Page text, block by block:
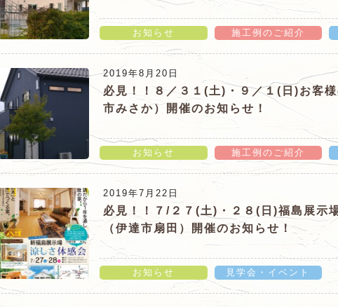
お知らせ 施工例のご紹介
１１月２日(土)・３日(日)、自然素材 木の家 健康住宅『
会（郡山市日和田）のお知らせ♬」の詳細ページ
2019年8月20日
お知らせ 施工例のご紹介
必見！！８／３１(土)・９／１(日)お客
市みさか）開催のお知らせ！
必見！！８／３１(土)・９／１(日)お客様の家 完成見学会
お知らせ！」の詳細ページ
2019年7月22日
お知らせ 見学会・イベント
必見！！７/２７(土)・２８(日)福島展示
（伊達市扇田）開催のお知らせ！
必見！！７/２７(土)・２８(日)福島展示場 快適！涼しさ